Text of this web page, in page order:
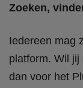
Zoeken,
Iedereen mag
platform. Wil
dan voor het